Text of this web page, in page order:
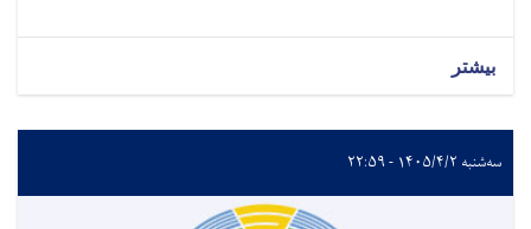
بیشتر
سه‌شنبه ۱۴۰۵/۴/۲ - ۲۲:۵۹